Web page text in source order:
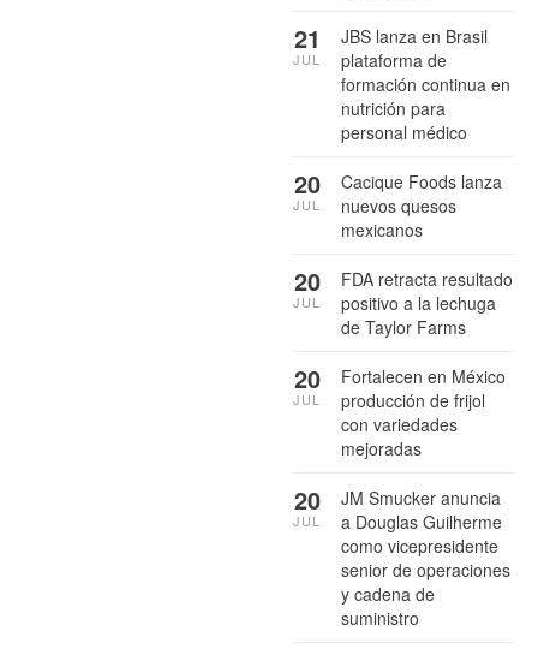
JBS lanza en Brasil
plataforma de
formación continua en
nutrición para
personal médico
21
JUL
Cacique Foods lanza
nuevos quesos
mexicanos
20
JUL
FDA retracta resultado
positivo a la lechuga
de Taylor Farms
20
JUL
Fortalecen en México
producción de frijol
con variedades
mejoradas
20
JUL
JM Smucker anuncia
a Douglas Guilherme
como vicepresidente
senior de operaciones
y cadena de
suministro
20
JUL